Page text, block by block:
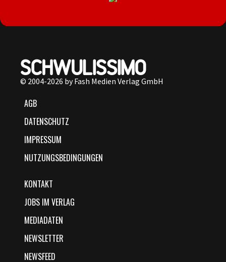
© 2004-2026 by Fash Medien Verlag GmbH
AGB
DATENSCHUTZ
IMPRESSUM
NUTZUNGSBEDINGUNGEN
KONTAKT
JOBS IM VERLAG
MEDIADATEN
NEWSLETTER
NEWSFEED